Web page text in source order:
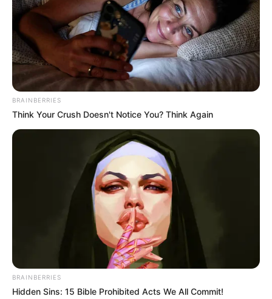
ΕΠΕΙΓΟΝ: Στην απόφαση ΑΠΑΓΟΡΕΥΣΗΣ
rapid test από τον Ε.Ο.Φ αναγράφεται
καθαρά ότι...
Σάββατο, 27 Αυγούστου 2022, 10:17
ΕΠΕΙΓΟΝ: Στην απόφαση ΑΠΑΓΟΡΕΥΣΗΣ rapid...
BRAINBERRIES
Think Your Crush Doesn't Notice You? Think Again
BRAINBERRIES
Hidden Sins: 15 Bible Prohibited Acts We All Commit!